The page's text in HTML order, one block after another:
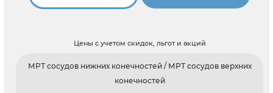
Цены с учетом скидок, льгот и акций
МРТ сосудов нижних конечностей / МРТ сосудов верхних
конечностей